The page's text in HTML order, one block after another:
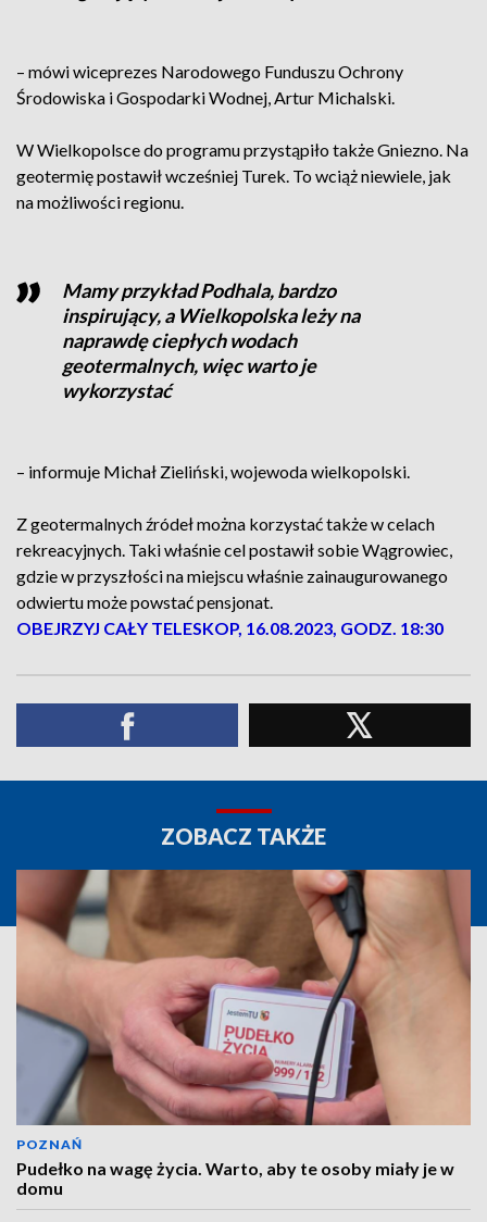
– mówi wiceprezes Narodowego Funduszu Ochrony
Środowiska i Gospodarki Wodnej, Artur Michalski.
W Wielkopolsce do programu przystąpiło także Gniezno. Na
geotermię postawił wcześniej Turek. To wciąż niewiele, jak
na możliwości regionu.
Mamy przykład Podhala, bardzo
inspirujący, a Wielkopolska leży na
naprawdę ciepłych wodach
geotermalnych, więc warto je
wykorzystać
– informuje Michał Zieliński, wojewoda wielkopolski.
Z geotermalnych źródeł można korzystać także w celach
rekreacyjnych. Taki właśnie cel postawił sobie Wągrowiec,
gdzie w przyszłości na miejscu właśnie zainaugurowanego
odwiertu może powstać pensjonat.
OBEJRZYJ CAŁY TELESKOP, 16.08.2023, GODZ. 18:30
ZOBACZ TAKŻE
POZNAŃ
Pudełko na wagę życia. Warto, aby te osoby miały je w
domu